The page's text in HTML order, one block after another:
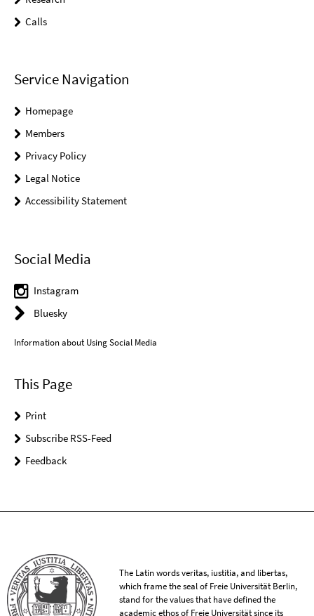
Calls
Service Navigation
Homepage
Members
Privacy Policy
Legal Notice
Accessibility Statement
Social Media
Instagram
Bluesky
Information about Using Social Media
This Page
Print
Subscribe RSS-Feed
Feedback
The Latin words veritas, iustitia, and libertas,
which frame the seal of Freie Universität Berlin,
stand for the values that have defined the
academic ethos of Freie Universität since its